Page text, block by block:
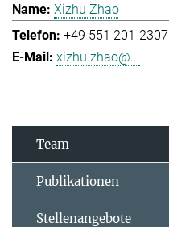
Xizhu Zhao
+49 551 201-2307
xizhu.zhao@...
Team
Publikationen
Stellenangebote